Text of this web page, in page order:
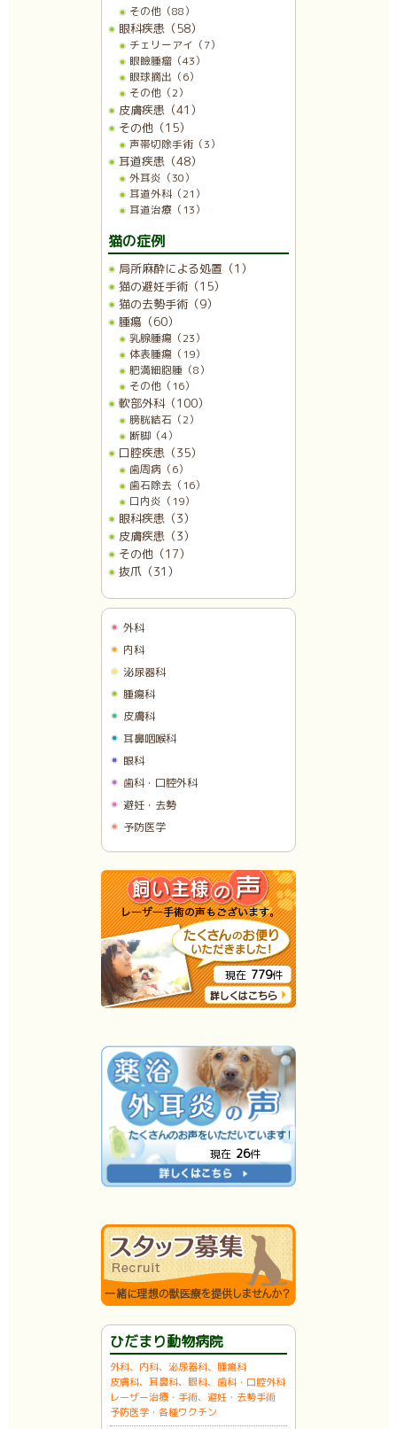
その他（88）
眼科疾患（58）
チェリーアイ（7）
眼瞼腫瘤（43）
眼球摘出（6）
その他（2）
皮膚疾患（41）
その他（15）
声帯切除手術（3）
耳道疾患（48）
外耳炎（30）
耳道外科（21）
耳道治療（13）
猫の症例
局所麻酔による処置（1）
猫の避妊手術（15）
猫の去勢手術（9）
腫瘍（60）
乳腺腫瘍（23）
体表腫瘍（19）
肥満細胞腫（8）
その他（16）
軟部外科（100）
膀胱結石（2）
断脚（4）
口腔疾患（35）
歯周病（6）
歯石除去（16）
口内炎（19）
眼科疾患（3）
皮膚疾患（3）
その他（17）
抜爪（31）
外科
内科
泌尿器科
腫瘍科
皮膚科
耳鼻咽喉科
眼科
歯科・口腔外科
避妊・去勢
予防医学
現在 779件
現在 26件
ひだまり動物病院
外科、内科、泌尿器科、腫瘍科
皮膚科、耳鼻科、眼科、歯科・口腔外科
レーザー治療・手術、避妊・去勢手術
予防医学・各種ワクチン